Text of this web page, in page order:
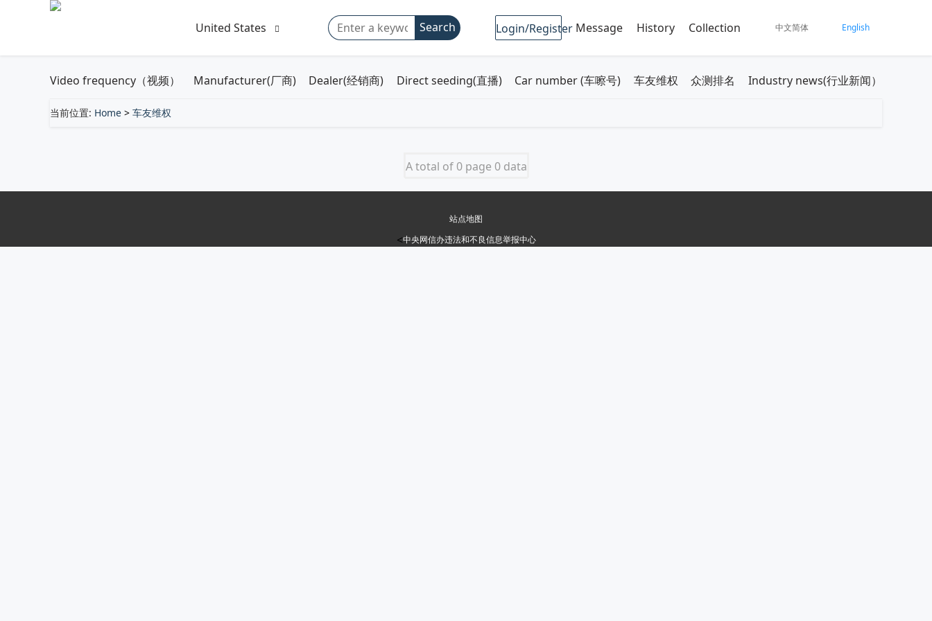
United States Search Login/Register Message History Collection 中文简体 English
Video frequency（视频） Manufacturer(厂商) Dealer(经销商) Direct seeding(直播) Car number (车嚓号) 车友维权 众测排名 Industry news(行业新闻）
当前位置: Home > 车友维权
A total of 0 page 0 data
站点地图
<中央网信办违法和不良信息举报中心